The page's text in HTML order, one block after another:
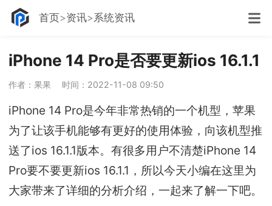
首页 资讯 系统资讯
iPhone 14 Pro是否要更新ios 16.1.1
作者：果果 时间：2022-11-08 09:50
iPhone 14 Pro是今年非常热销的一个机型，苹果
为了让该手机能够有更好的使用体验，向该机型推
送了ios 16.1.1版本。有很多用户不清楚iPhone 14
Pro要不要更新ios 16.1.1，所以今天小编在这里为
大家带来了详细的分析介绍，一起来了解一下吧。